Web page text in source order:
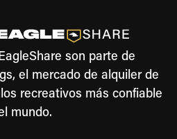
son parte de
el mercado de alquiler de
recreativos más confiable
mundo.